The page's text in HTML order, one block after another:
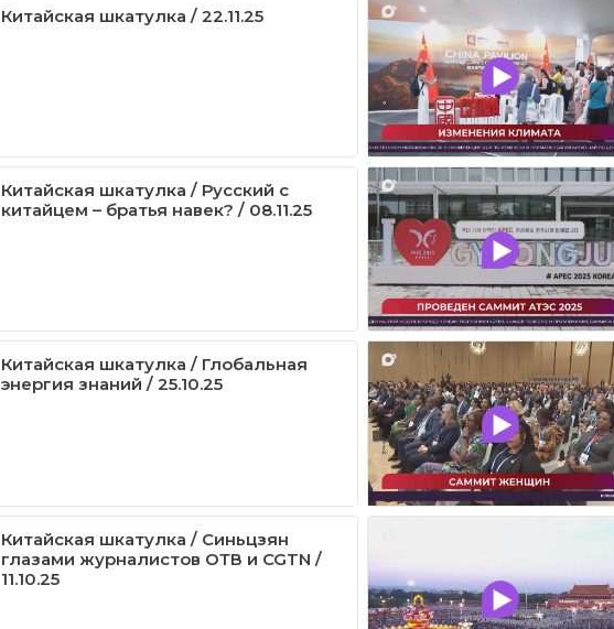
Китайская шкатулка / 22.11.25
Китайская шкатулка / Русский с
китайцем – братья навек? / 08.11.25
Китайская шкатулка / Глобальная
энергия знаний / 25.10.25
Китайская шкатулка / Синьцзян
глазами журналистов ОТВ и CGTN /
11.10.25